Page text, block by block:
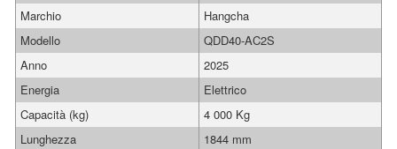
Marchio
Hangcha
Modello
QDD40-AC2S
Anno
2025
Energia
Elettrico
Capacità (kg)
4 000 Kg
Lunghezza
1844 mm